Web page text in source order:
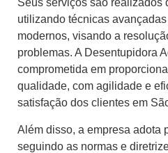
Seus serviços são realizados
utilizando técnicas
modernos, visando a
problemas. A Desentupidora
comprometida em
qualidade, com agilidade e
satisfação dos clientes em
Além disso, a empresa adota
seguindo as normas e